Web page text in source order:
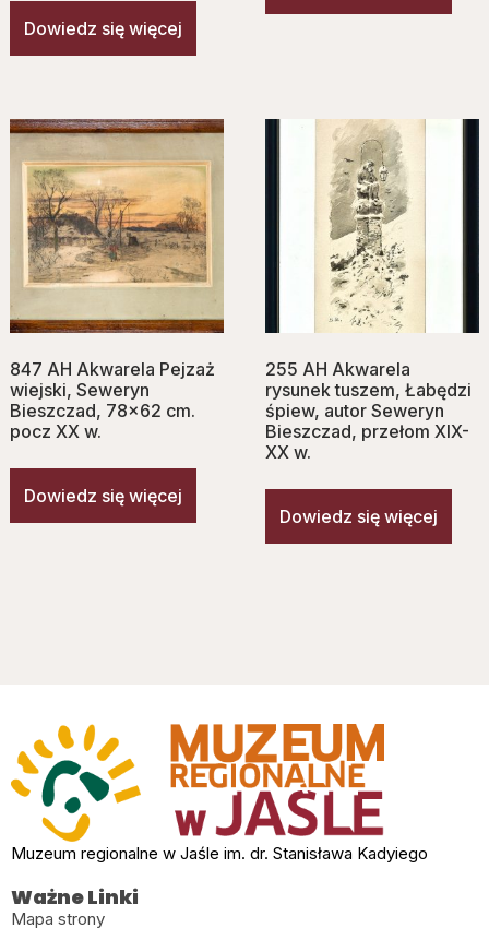
Dowiedz się więcej
847 AH Akwarela Pejzaż
wiejski, Seweryn
Bieszczad, 78×62 cm.
pocz XX w.
Dowiedz się więcej
255 AH Akwarela
rysunek tuszem, Łabędzi
śpiew, autor Seweryn
Bieszczad, przełom XIX-
XX w.
Dowiedz się więcej
Muzeum regionalne w Jaśle im. dr. Stanisława Kadyiego
Ważne Linki
Mapa strony